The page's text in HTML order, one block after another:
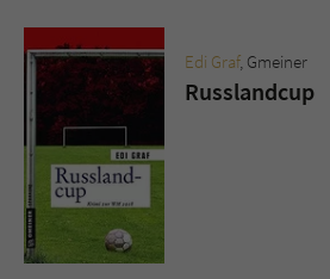
Edi Graf, Gmeiner
Russlandcup
Kommunikation der
Benutzer. Es wird